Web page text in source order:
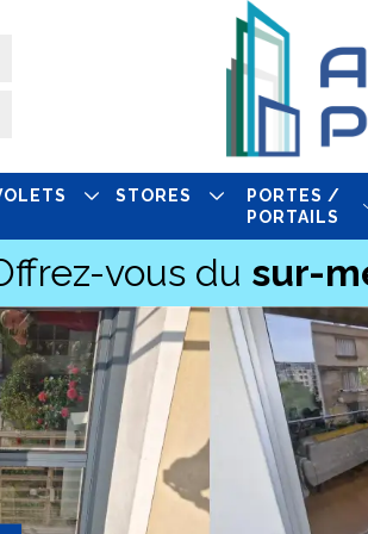
STORES
PORTES /
PORTAILS
vous du sur-